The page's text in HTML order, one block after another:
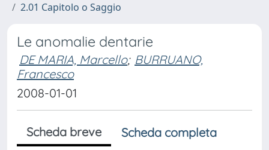
2.01 Capitolo o Saggio
Le anomalie dentarie
DE MARIA, Marcello; BURRUANO,
Francesco
2008-01-01
Scheda breve
Scheda completa